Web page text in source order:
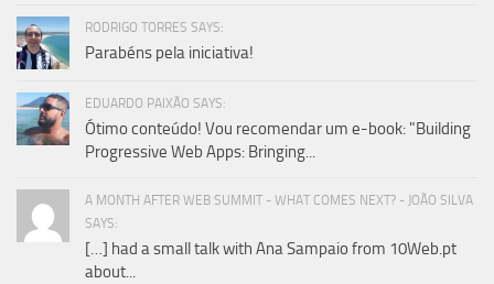
RODRIGO TORRES SAYS:
Parabéns pela iniciativa!
EDUARDO PAIXÃO SAYS:
Ótimo conteúdo! Vou recomendar um e-book: "Building
Progressive Web Apps: Bringing...
A MONTH AFTER WEB SUMMIT - WHAT COMES NEXT? - JOÃO SILVA
SAYS:
[…] had a small talk with Ana Sampaio from 10Web.pt
about...